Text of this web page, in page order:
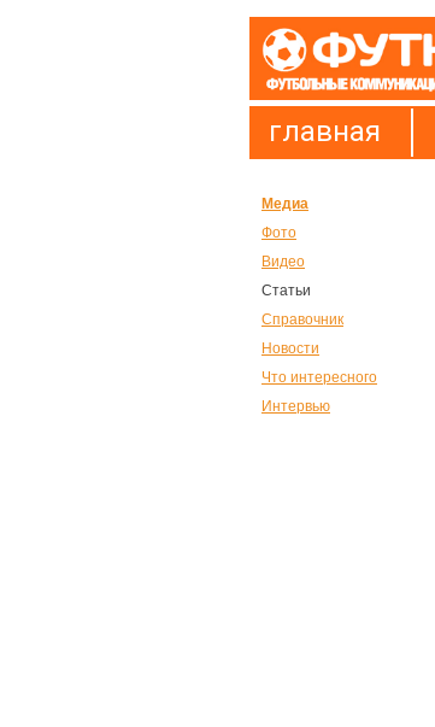
главная
Медиа
Фото
Видео
Статьи
Справочник
Новости
Что интересного
Интервью